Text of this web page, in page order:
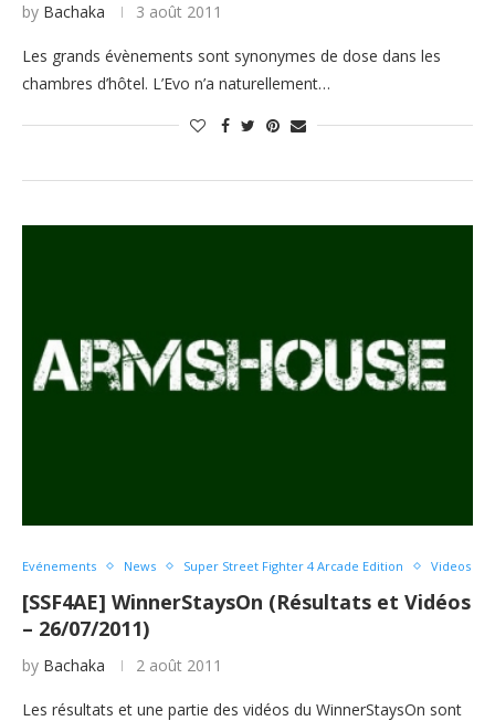
by Bachaka 3 août 2011
Les grands évènements sont synonymes de dose dans les
chambres d’hôtel. L’Evo n’a naturellement…
Evénements News Super Street Fighter 4 Arcade Edition Videos
[SSF4AE] WinnerStaysOn (Résultats et Vidéos
– 26/07/2011)
by Bachaka 2 août 2011
Les résultats et une partie des vidéos du WinnerStaysOn sont